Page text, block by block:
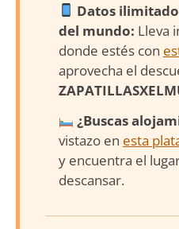
Datos
del mundo: Lleva
donde estés con
aprovecha el
¿Buscas
vistazo en esta
y encuentra el
descansar.